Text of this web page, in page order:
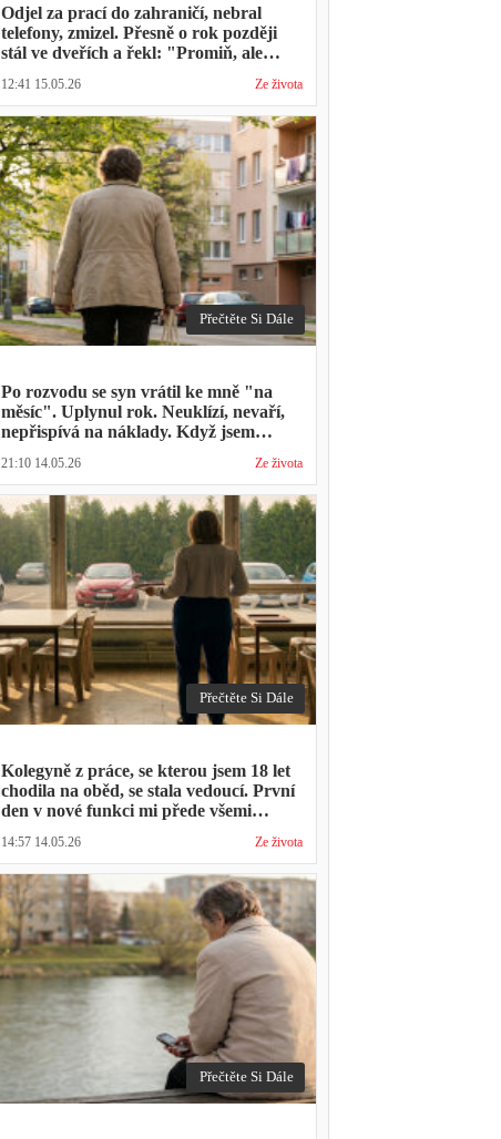
Odjel za prací do zahraničí, nebral
telefony, zmizel. Přesně o rok později
stál ve dveřích a řekl: "Promiň, ale
12:41 15.05.26 Ze života
Přečtěte Si Dále
Po rozvodu se syn vrátil ke mně "na
měsíc". Uplynul rok. Neuklízí, nevaří,
nepřispívá na náklady. Když jsem
přece nevyhodíš vlastní dítě."
21:10 14.05.26 Ze života
Přečtěte Si Dále
Kolegyně z práce, se kterou jsem 18 let
chodila na oběd, se stala vedoucí. První
den v nové funkci mi přede všemi
Přestávka trvala stejně jako vždycky
14:57 14.05.26 Ze života
Přečtěte Si Dále